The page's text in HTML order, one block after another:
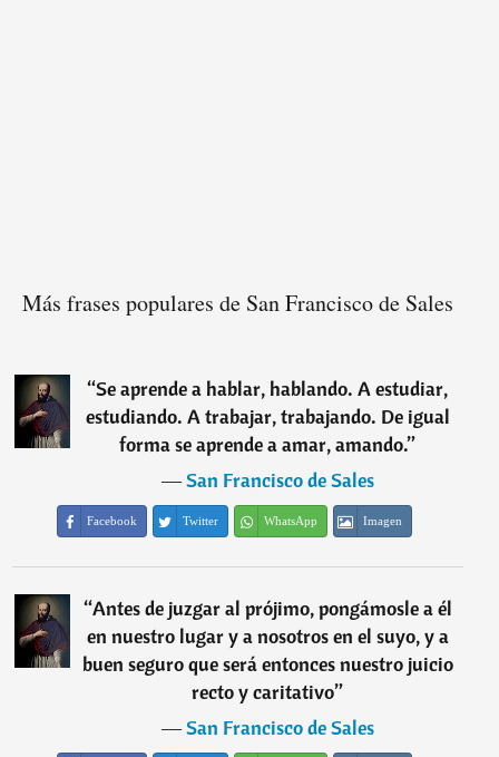
Más frases populares de San Francisco de Sales
“Se aprende a hablar, hablando. A estudiar,
estudiando. A trabajar, trabajando. De igual
forma se aprende a amar, amando.”
―San Francisco de Sales
Facebook Twitter WhatsApp Imagen
“Antes de juzgar al prójimo, pongámosle a él
en nuestro lugar y a nosotros en el suyo, y a
buen seguro que será entonces nuestro juicio
recto y caritativo”
―San Francisco de Sales